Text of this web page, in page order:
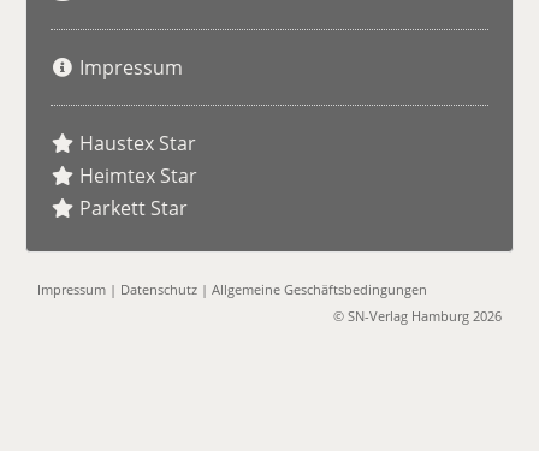
Impressum
Haustex Star
Heimtex Star
Parkett Star
Impressum | Datenschutz |Allgemeine Geschäftsbedingungen
© SN-Verlag Hamburg 2026